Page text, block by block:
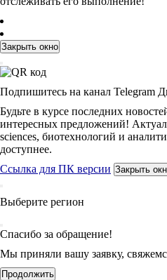
Закрыть окно
Подпишитесь на канал Telegram
Будьте в курсе последних
интересных предложений!
sciences, биотехнологий и
доступнее.
Ссылка для ПК версии Закрыть
Выберите регион
Спасибо за обращение!
Мы приняли вашу заявку,
Продолжить